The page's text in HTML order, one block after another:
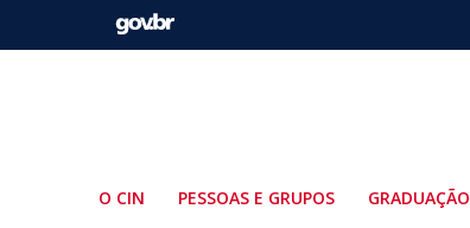
O CIN PESSOAS E GRUPOS GRADUAÇÃO